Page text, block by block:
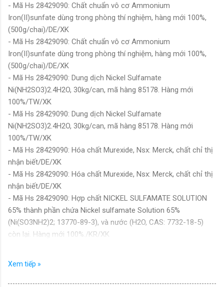
- Mã Hs 28429090: Chất chuẩn vô cơ Ammonium
Iron(II)sunfate dùng trong phòng thí nghiệm, hàng mới 100%,
(500g/chai)/DE/XK
- Mã Hs 28429090: Chất chuẩn vô cơ Ammonium
Iron(II)sunfate dùng trong phòng thí nghiệm, hàng mới 100%,
(500g/chai)/DE/XK
- Mã Hs 28429090: Dung dịch Nickel Sulfamate
Ni(NH2SO3)2.4H2O, 30kg/can, mã hàng 85178. Hàng mới
100%/TW/XK
- Mã Hs 28429090: Dung dịch Nickel Sulfamate
Ni(NH2SO3)2.4H2O, 30kg/can, mã hàng 85178. Hàng mới
100%/TW/XK
- Mã Hs 28429090: Hóa chất Murexide, Nsx: Merck, chất chỉ thị
nhận biết/DE/XK
- Mã Hs 28429090: Hóa chất Murexide, Nsx: Merck, chất chỉ thị
nhận biết/DE/XK
- Mã Hs 28429090: Hợp chất NICKEL SULFAMATE SOLUTION
65% thành phần chứa Nickel sulfamate Solution 65%
(Ni(SO3NH2)2; 13770-89-3), và nước (H2O, CAS: 7732-18-5)
còn lại. Hàng mới 100%./KR/XK
(Ni(SO3NH2)2; 13770-89-3), và nước (H2O, CAS: 7732-18-5)
còn lại. Hàng mới 100%./KR/XK
Xem tiếp »